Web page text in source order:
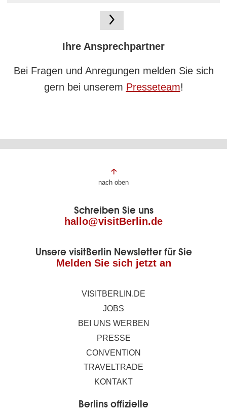
Ihre Ansprechpartner
Bei Fragen und Anregungen melden Sie sich
gern bei unserem Presseteam!
Fußbereich
Seite
nach oben
Schreiben Sie uns
hallo@visitBerlin.de
Unsere visitBerlin Newsletter für Sie
Melden Sie sich jetzt an
VISITBERLIN.DE
JOBS
BEI UNS WERBEN
PRESSE
CONVENTION
TRAVELTRADE
KONTAKT
Berlins offizielle